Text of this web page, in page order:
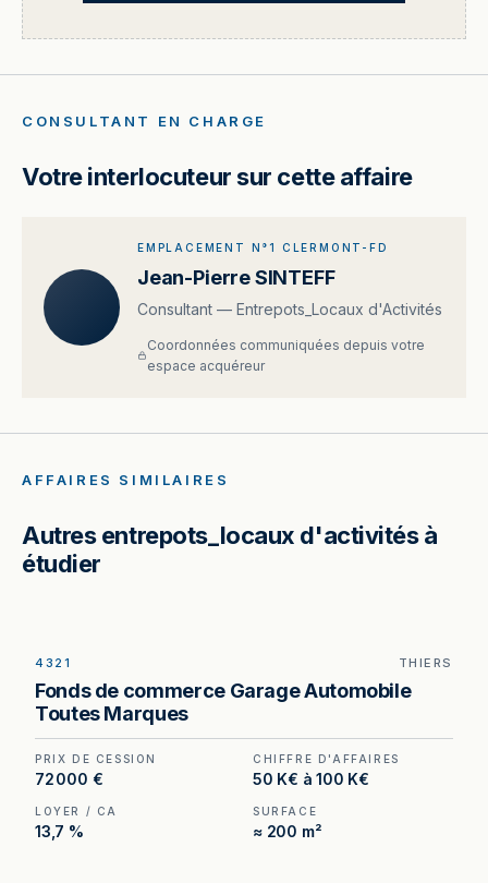
CONSULTANT EN CHARGE
Votre interlocuteur sur cette affaire
EMPLACEMENT N°1 CLERMONT-FD
Jean-Pierre SINTEFF
Consultant — Entrepots_Locaux d'Activités
Coordonnées communiquées depuis votre
espace acquéreur
AFFAIRES SIMILAIRES
Autres entrepots_locaux d'activités à
étudier
Garage automobile toutes marques à Thiers (63)
— 230 m², 2 ponts élévateurs et cabine de
peinture en place.
4321 THIERS
Fonds de commerce Garage Automobile
Toutes Marques
PRIX DE CESSION
72 000 €
CHIFFRE D'AFFAIRES
50 K€ à 100 K€
LOYER / CA
13,7 %
SURFACE
≈ 200 m²